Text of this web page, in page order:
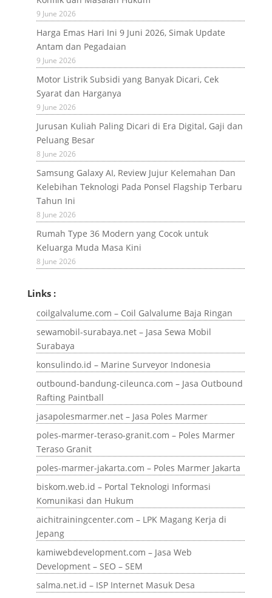
9 June 2026
Harga Emas Hari Ini 9 Juni 2026, Simak Update
Antam dan Pegadaian
9 June 2026
Motor Listrik Subsidi yang Banyak Dicari, Cek
Syarat dan Harganya
9 June 2026
Jurusan Kuliah Paling Dicari di Era Digital, Gaji dan
Peluang Besar
8 June 2026
Samsung Galaxy AI, Review Jujur Kelemahan Dan
Kelebihan Teknologi Pada Ponsel Flagship Terbaru
Tahun Ini
8 June 2026
Rumah Type 36 Modern yang Cocok untuk
Keluarga Muda Masa Kini
8 June 2026
Links :
coilgalvalume.com – Coil Galvalume Baja Ringan
sewamobil-surabaya.net – Jasa Sewa Mobil
Surabaya
konsulindo.id – Marine Surveyor Indonesia
outbound-bandung-cileunca.com – Jasa Outbound
Rafting Paintball
jasapolesmarmer.net – Jasa Poles Marmer
poles-marmer-teraso-granit.com – Poles Marmer
Teraso Granit
poles-marmer-jakarta.com – Poles Marmer Jakarta
biskom.web.id – Portal Teknologi Informasi
Komunikasi dan Hukum
aichitrainingcenter.com – LPK Magang Kerja di
Jepang
kamiwebdevelopment.com – Jasa Web
Development – SEO – SEM
salma.net.id – ISP Internet Masuk Desa